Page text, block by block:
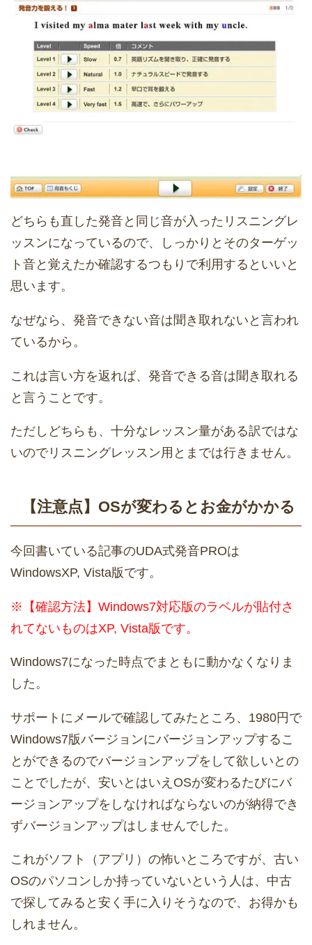
どちらも直した発音と同じ音が入ったリスニングレ
ッスンになっているので、しっかりとそのターゲッ
ト音と覚えたか確認するつもりで利用するといいと
思います。
なぜなら、発音できない音は聞き取れないと言われ
ているから。
これは言い方を返れば、発音できる音は聞き取れる
と言うことです。
ただしどちらも、十分なレッスン量がある訳ではな
いのでリスニングレッスン用とまでは行きません。
【注意点】OSが変わるとお金がかかる
今回書いている記事のUDA式発音PROは
WindowsXP, Vista版です。
※【確認方法】Windows7対応版のラベルが貼付さ
れてないものはXP, Vista版です。
Windows7になった時点でまともに動かなくなりま
した。
サポートにメールで確認してみたところ、1980円で
Windows7版バージョンにバージョンアップするこ
とができるのでバージョンアップをして欲しいとの
ことでしたが、安いとはいえOSが変わるたびにバ
ージョンアップをしなければならないのが納得でき
ずバージョンアップはしませんでした。
これがソフト（アプリ）の怖いところですが、古い
OSのパソコンしか持っていないという人は、中古
で探してみると安く手に入りそうなので、お得かも
しれません。